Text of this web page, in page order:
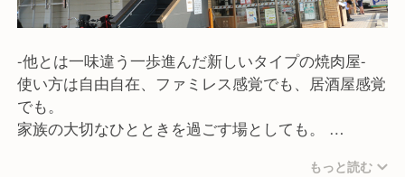
-他とは一味違う一歩進んだ新しいタイプの焼肉屋-
使い方は自由自在、ファミレス感覚でも、居酒屋感覚
でも。
家族の大切なひとときを過ごす場としても。
もっと読む